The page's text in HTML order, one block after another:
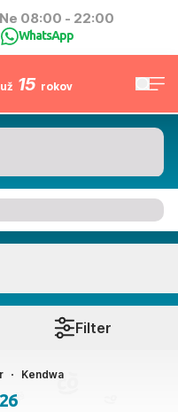
08:00 - 22:00
WhatsApp
15 rokov
Filter
Kendwa